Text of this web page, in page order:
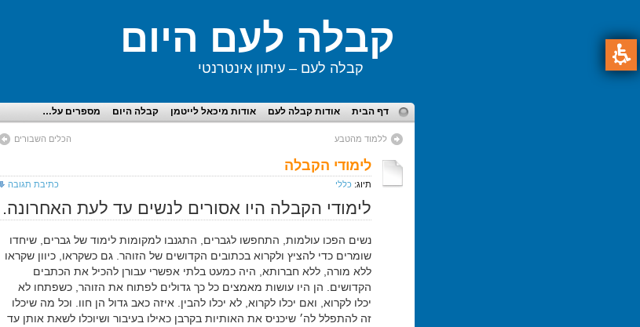
קבלה לעם היום
קבלה לעם – עיתון אינטרנטי
תפריט
ראשי,
באפשרותך
אנטר
כדי
דף הבית אודות קבלה לעם אודות מיכאל לייטמן קבלה היום מספרים על…
תוכן
מרכזי,
באפשרותך
ללמוד מהטבע הכלים השבורים
לימודי הקבלה
תיוג: כללי כתיבת תגובה
לימודי הקבלה היו אסורים לנשים עד לעת האחרונה.
נשים הפכו עולמות, התחפשו לגברים, התגנבו למקומות לימוד של גברים, שיחדו
שומרים כדי להציץ ולקרוא בכתובים הקדושים של הזוהר. גם כשקראו, כיוון שקראו
ללא מורה, ללא חברותא, היה כמעט בלתי אפשרי עבורן להכיל את הכתבים
הקדושים. הן היו עושות מאמצים כל כך גדולים לפתוח את הזוהר, כשפתחו לא
יכלו לקרוא, ואם יכלו לקרוא, לא יכלו להבין. איזה כאב גדול הן חוו. וכל מה שיכלו
זה להתפלל לה׳ שיכניס את האותיות בקרבן כאילו בעיבור ושיוכלו לשאת אותן עד